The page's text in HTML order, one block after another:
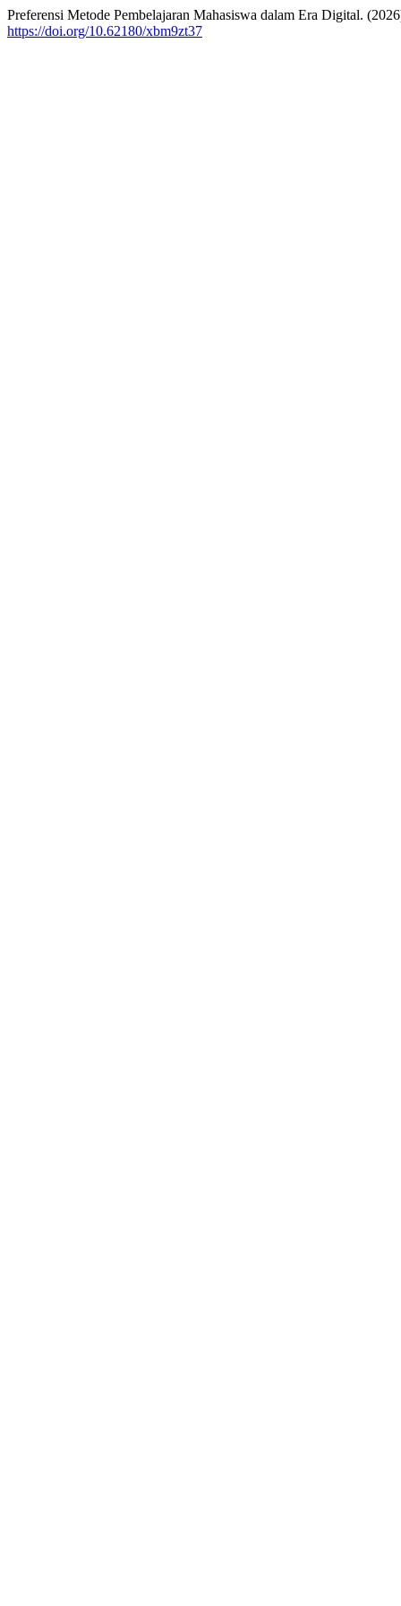
Preferensi Metode Pembelajaran Mahasiswa dalam Era Digital.
https://doi.org/10.62180/xbm9zt37